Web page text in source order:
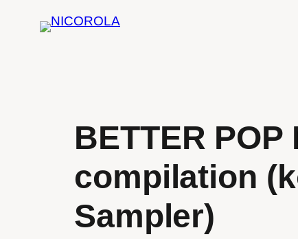
BETTER POP
compilation
Sampler)